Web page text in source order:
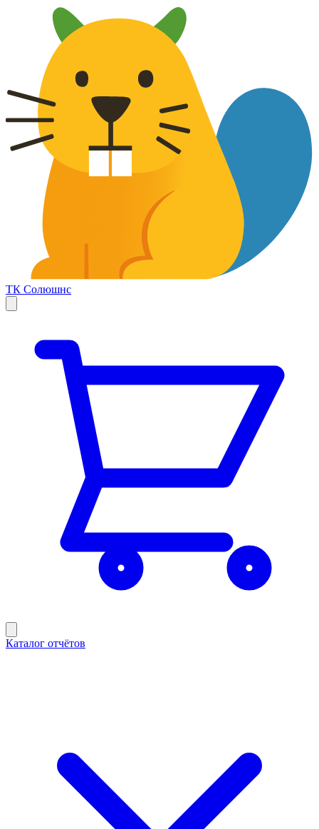
ТК Солюшнс
Каталог отчётов